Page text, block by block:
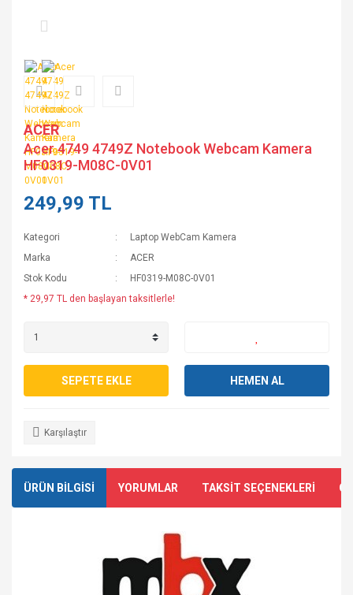
ACER
Acer 4749 4749Z Notebook Webcam Kamera
HF0319-M08C-0V01
249,99 TL
Kategori
Laptop WebCam Kamera
Marka
ACER
Stok Kodu
HF0319-M08C-0V01
* 29,97 TL den başlayan taksitlerle!
SEPETE EKLE HEMEN AL
Karşılaştır
ÜRÜN BİLGİSİ YORUMLAR TAKSİT SEÇENEKLERİ